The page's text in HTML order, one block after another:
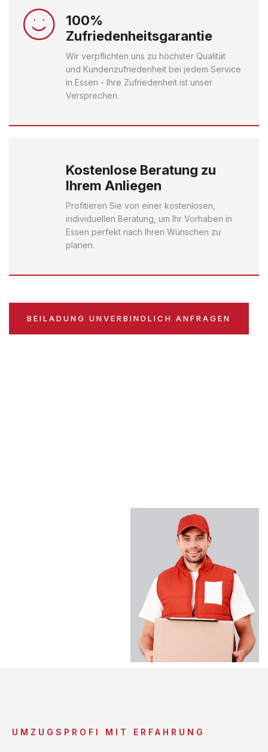
100%
Zufriedenheitsgarantie
Wir verpflichten uns zu höchster Qualität
und Kundenzufriedenheit bei jedem Service
in Essen - Ihre Zufriedenheit ist unser
Versprechen.
Kostenlose Beratung zu
Ihrem Anliegen
Profitieren Sie von einer kostenlosen,
individuellen Beratung, um Ihr Vorhaben in
Essen perfekt nach Ihren Wünschen zu
planen.
BEILADUNG UNVERBINDLICH ANFRAGEN
UMZUGSPROFI MIT ERFAHRUNG